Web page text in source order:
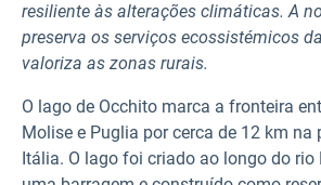
resiliente às alterações climáticas. A
preserva os serviços ecossistémicos
valoriza as zonas rurais.
O lago de Occhito marca a fronteira
Molise e Puglia por cerca de 12 km na
Itália. O lago foi criado ao longo do rio